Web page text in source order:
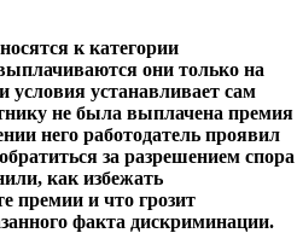
к категории
они только на
условия устанавливает сам
не была выплачена премия
него работодатель проявил
за разрешением спора
как избежать
премии и что грозит
факта дискриминации.